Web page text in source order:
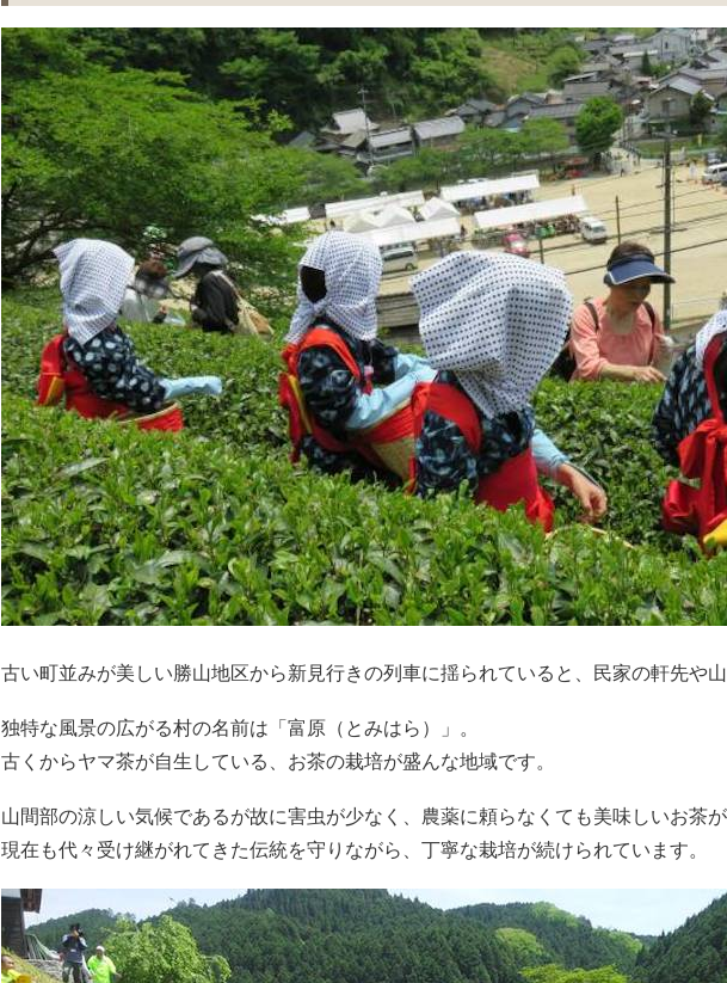
古い町並みが美しい勝山地区から新見行きの列車に揺られていると、民家の軒先や
独特な風景の広がる村の名前は「富原（とみはら）」。
古くからヤマ茶が自生している、お茶の栽培が盛んな地域です。
山間部の涼しい気候であるが故に害虫が少なく、農薬に頼らなくても美味しいお茶
現在も代々受け継がれてきた伝統を守りながら、丁寧な栽培が続けられています。